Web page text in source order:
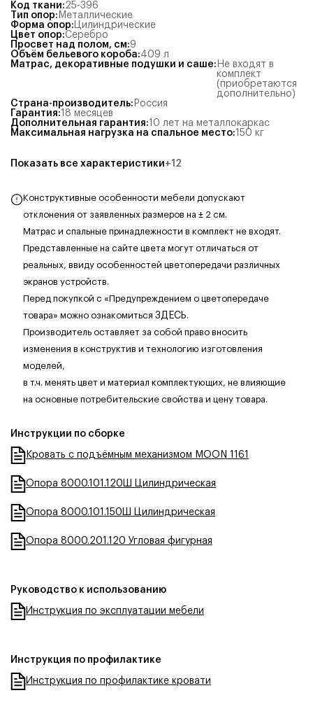
Код ткани:25-396
Тип опор: Металлические
Форма опор: Цилиндрические
Цвет опор:Серебро
Просвет над полом, см:9
Объём бельевого короба:409 л
Матрас, декоративные подушки и саше: Не входят в
комплект
(приобретаются
дополнительно)
Страна-производитель: Россия
Гарантия:18 месяцев
Дополнительная гарантия:10 лет на металлокаркас
Максимальная нагрузка на спальное место:150 кг
Показать все характеристики+12
Конструктивные особенности мебели допускают
отклонения от заявленных размеров на ± 2 см.
Матрас и спальные принадлежности в комплект не входят.
Представленные на сайте цвета могут отличаться от
реальных, ввиду особенностей цветопередачи различных
экранов устройств.
Перед покупкой с «Предупреждением о цветопередаче
товара» можно ознакомиться ЗДЕСЬ.
Производитель оставляет за собой право вносить
изменения в конструктив и технологию изготовления
моделей,
в т.ч. менять цвет и материал комплектующих, не влияющие
на основные потребительские свойства и цену товара.
Инструкции по сборке
Кровать с подъёмным механизмом MOON 1161
Опора 8000.101.120Ш Цилиндрическая
Опора 8000.101.150Ш Цилиндрическая
Опора 8000.201.120 Угловая фигурная
Руководство к использованию
Инструкция по эксплуатации мебели
Инструкция по профилактике
Инструкция по профилактике кровати